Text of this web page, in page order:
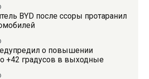
BYD после ссоры протаранил
о повышении
+42 градусов в выходные